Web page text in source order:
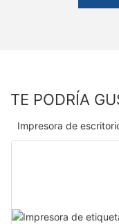
TE PODRÍA
Impresora de